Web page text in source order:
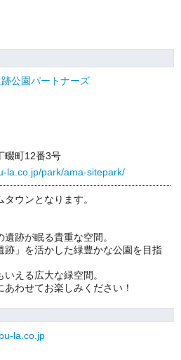
公園パートナーズ
畷町12番3号
la.co.jp/park/ama-sitepark/
ウンとなります。
跡が眠る貴重な空間。
跡」を活かした緑豊かな公園を目指
える広大な緑空間。
わせてお楽しみください！
la.co.jp